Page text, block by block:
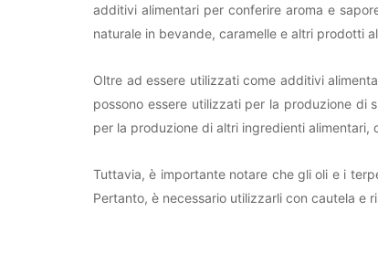
additivi alimentari per conferire aroma e
naturale in bevande, caramelle e altri prodotti
Oltre ad essere utilizzati come additivi
possono essere utilizzati per la produzione di
per la produzione di altri ingredienti alimentari,
Tuttavia, è importante notare che gli oli e i
Pertanto, è necessario utilizzarli con cautela e